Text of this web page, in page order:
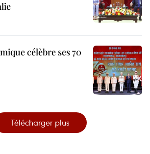
célèbre ses 70
Télécharger plus